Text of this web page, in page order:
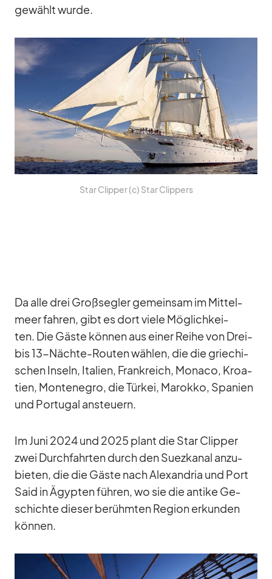
ge­wählt wurde.
Star Clip­per (c) Star Clip­pers
Da alle drei Groß­seg­ler ge­mein­sam im Mit­tel­
meer fah­ren, gibt es dort viele Mög­lich­kei­
ten. Die Gäste kön­nen aus ei­ner Reihe von Drei-
bis 13-Nächte-Rou­ten wäh­len, die die grie­chi­
schen In­seln, Ita­lien, Frank­reich, Mo­naco, Kroa­
tien, Mon­te­ne­gro, die Tür­kei, Ma­rokko, Spa­nien
und Por­tu­gal an­steu­ern.
Im Juni 2024 und 2025 plant die Star Clip­per
zwei Durch­fahr­ten durch den Su­ez­ka­nal an­zu­
bie­ten, die die Gäste nach Alex­an­dria und Port
Said in Ägyp­ten füh­ren, wo sie die an­tike Ge­
schichte die­ser be­rühm­ten Re­gion er­kun­den
kön­nen.